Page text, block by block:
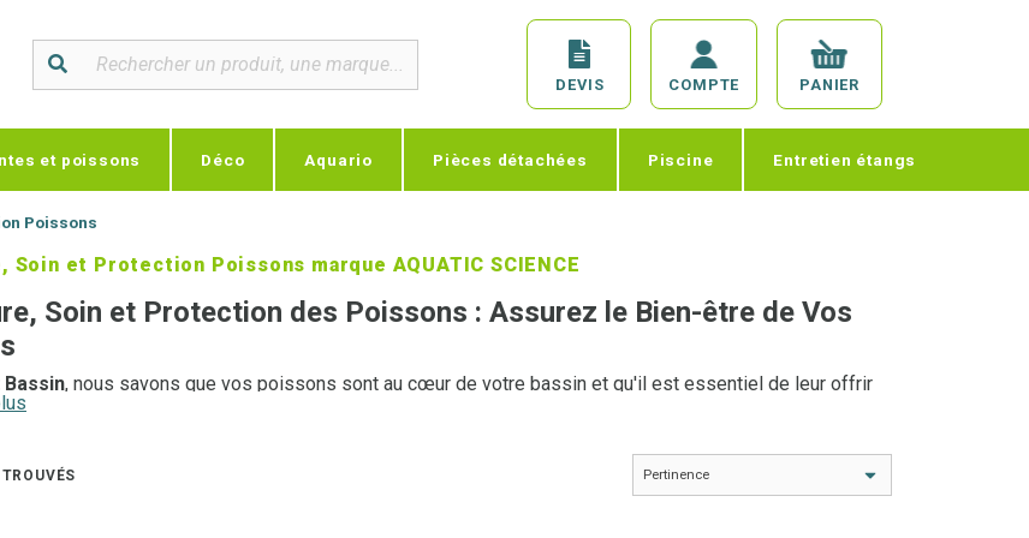
DEVIS COMPTE PANIER
et poissons Déco Aquario Pièces détachées Piscine Entretien étangs
Poissons
Soin et Protection Poissons marque AQUATIC SCIENCE
Soin et Protection des Poissons : Assurez le Bien-être de Vos
Bassin, nous savons que vos poissons sont au cœur de votre bassin et qu'il est essentiel de leur offrir
pour assurer leur santé, leur croissance et leur longévité. Notre sélection de